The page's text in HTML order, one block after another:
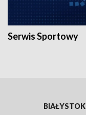
Serwis Sportowy
BIAŁYSTOK